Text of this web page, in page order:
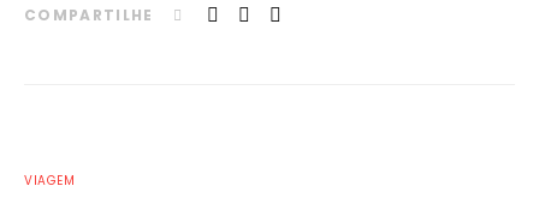
COMPARTILHE
VIAGEM